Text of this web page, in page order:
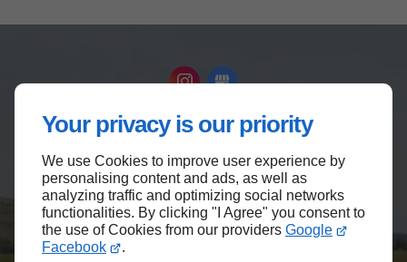
Your privacy is our priority
We use Cookies to improve user experience by
personalising content and ads, as well as
analyzing traffic and optimizing social networks
functionalities. By clicking "I Agree" you consent to
the use of Cookies from our providers Google
Facebook
.
Contactez-nous
Mentions légales
Plan du site